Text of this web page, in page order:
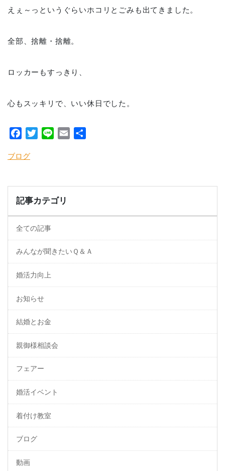
えぇ～っというぐらいホコリとごみも出てきました。
全部、捨離・捨離。
ロッカーもすっきり、
心もスッキリで、いい休日でした。
Facebook
TwitterLine Email
ブログ
記事カテゴリ
全ての記事
みんなが聞きたいＱ＆Ａ
婚活力向上
お知らせ
結婚とお金
親御様相談会
フェアー
婚活イベント
着付け教室
ブログ
動画